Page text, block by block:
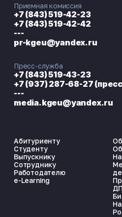
Абитуриенту
Студенту
Выпускнику
Сотруднику
Работодателю
e-Learning
Приемная комиссия
+7 (843) 519-42-23
+7 (843) 519-42-42
---
pr-kgeu@yandex.ru
Пресс-служба
+7 (843) 519-43-23
+7 (937) 287-68-27
---
media.kgeu@yandex.ru